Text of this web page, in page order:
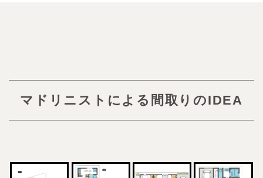
マドリニストによる間取りのIDEA